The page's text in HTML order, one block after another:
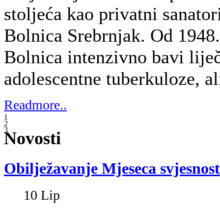
Afazija je stečeni poremećaj
oštećenjem dijelova mozga
najčešće nakon moždanog udara, a
sposobnost govora, razumijevanja,
života oboljelih osoba.
U Hrvatskoj je moždani udar 2024.
smrti, pri čemu je od posljedica
osoba, odnosno 7,2 % svih umrlih. S
predstavlja značajan
moždanog udara.